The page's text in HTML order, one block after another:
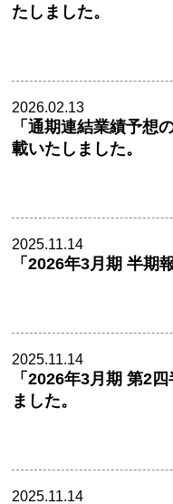
たしました。
2026.02.13
「通期連結業績予想
載いたしました。
2025.11.14
「2026年3月期 半期
2025.11.14
「2026年3月期 第2
ました。
2025.11.14